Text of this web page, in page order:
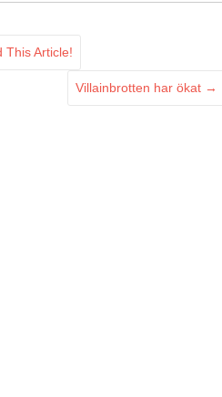
This Article!
Villainbrotten har ökat →